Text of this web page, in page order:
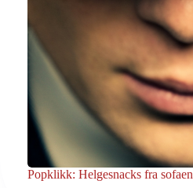
Popklikk: Helgesnacks fra sofaen